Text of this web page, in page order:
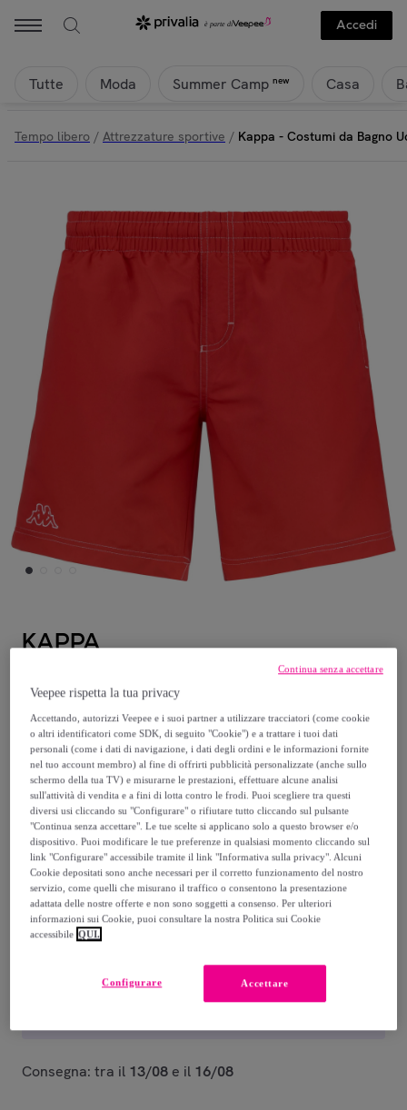
Accedi
Tutte Moda Summer Camp new Casa
Tempo libero / Attrezzature sportive / Kappa - Costumi da Bagno
KAPPA
Kappa - Costumi da Bagno Uomo Rosso -
Logo Korpo Zolg
19,99 €
25,00 €
-20%
Venduto daKappa
Consegna
Consegna da7 €
Consegna: tra il 13/08 e il 16/08
Veepee rispetta la tua privacy
Accettando, autorizzi Veepee e i suoi partner a utilizzare tracciatori (come cookie
o altri identificatori come SDK, di seguito "Cookie") e a trattare i tuoi dati
personali (come i dati di navigazione, i dati degli ordini e le informazioni fornite
nel tuo account membro) al fine di offrirti pubblicità personalizzate (anche sullo
schermo della tua TV) e misurarne le prestazioni, effettuare alcune analisi
sull'attività di vendita e a fini di lotta contro le frodi. Puoi scegliere tra questi
diversi usi cliccando su "Configurare" o rifiutare tutto cliccando sul pulsante
"Continua senza accettare". Le tue scelte si applicano solo a questo browser e/o
dispositivo. Puoi modificare le tue preferenze in qualsiasi momento cliccando sul
link "Configurare" accessibile tramite il link "Informativa sulla privacy". Alcuni
Cookie depositati sono anche necessari per il corretto funzionamento del nostro
servizio, come quelli che misurano il traffico o consentono la presentazione
adattata delle nostre offerte e non sono soggetti a consenso. Per ulteriori
informazioni sui Cookie, puoi consultare la nostra Politica sui Cookie
accessibile QUI.
Accettare
Configurare
Continua senza accettare